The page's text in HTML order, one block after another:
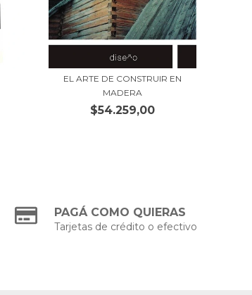
EL ARTE DE CONSTRUIR EN
MADERA
$54.259,00
PAGÁ COMO QUIERAS
Tarjetas de crédito o efectivo